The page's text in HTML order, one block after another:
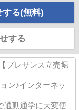
する(無料)
する
プレサンス立売堀
ン♪インターネッ
通勤通学に大変便